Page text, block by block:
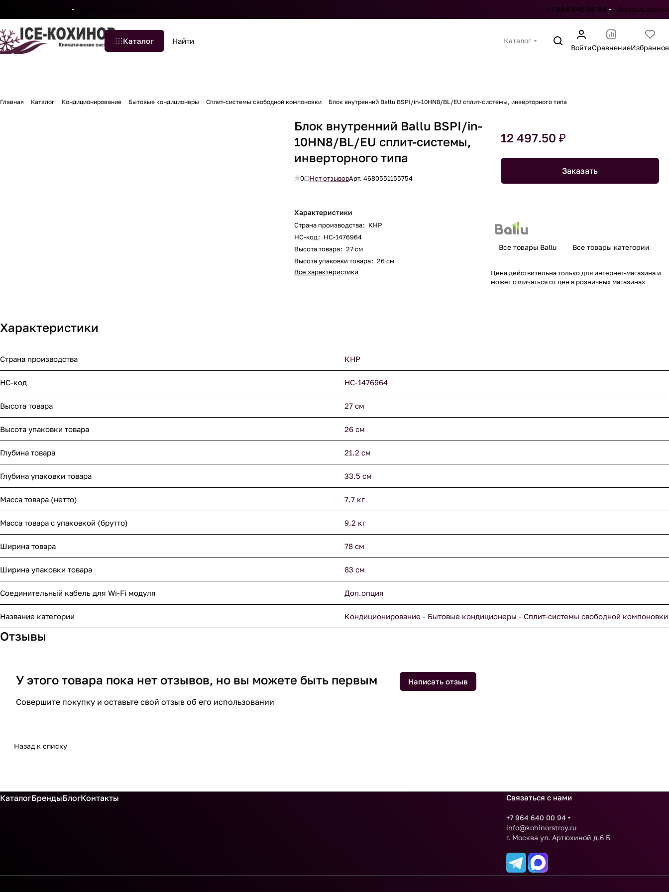
+7 964 640 00 94 Заказать звонок
Каталог
Каталог
ВойтиСравнениеИзбранное
Главная Каталог Кондиционирование Бытовые кондиционеры Сплит-системы свободной компоновки Блок внутренний Ballu BSPI/in-10HN8/BL/EU сплит-системы, инверторного типа
Блок внутренний Ballu BSPI/in-
10HN8/BL/EU сплит-системы,
инверторного типа
0 Нет отзывовАрт.4680551155754
Характеристики
Страна производства: КНР
НС-код: НС-1476964
Высота товара: 27 см
Высота упаковки товара: 26 см
Все характеристики
12 497.50 ₽
Заказать
Все товары Ballu Все товары категории
Цена действительна только для интернет-магазина и
может отличаться от цен в розничных магазинах
Характеристики
Страна производства КНР
НС-код НС-1476964
Высота товара 27 см
Высота упаковки товара 26 см
Глубина товара 21.2 см
Глубина упаковки товара 33.5 см
Масса товара (нетто) 7.7 кг
Масса товара с упаковкой (брутто) 9.2 кг
Ширина товара 78 см
Ширина упаковки товара 83 см
Соединительный кабель для Wi-Fi модуля Доп.опция
Название категории Кондиционирование - Бытовые кондиционеры - Сплит-системы свободной компоновки
Отзывы
У этого товара пока нет отзывов, но вы можете быть первым
Совершите покупку и оставьте свой отзыв об его использовании
Написать отзыв
Назад к списку
КаталогБрендыБлогКонтакты Связаться с нами
+7 964 640 00 94
info@kohinorstroy.ru
г. Москва ул. Артюхиной д.6 Б